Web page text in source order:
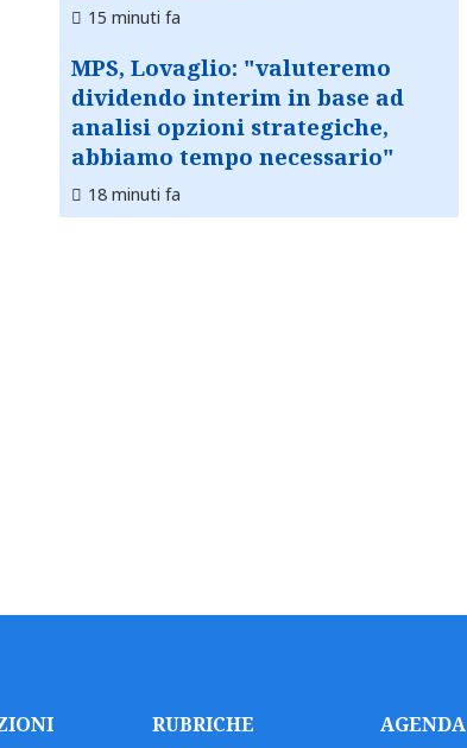
15 minuti fa
MPS, Lovaglio: "valuteremo
dividendo interim in base ad
analisi opzioni strategiche,
abbiamo tempo necessario"
18 minuti fa
RUBRICHE
AGENDA